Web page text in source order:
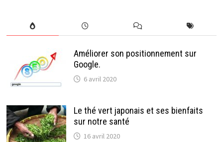
Améliorer son positionnement sur
Google.
6 avril 2020
Le thé vert japonais et ses bienfaits
sur notre santé
16 avril 2020